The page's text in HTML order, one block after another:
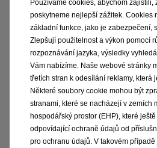
Šedý interiérový dekor
INFOZÁBAVA
10" obrazovka SD
3,5'' informační displej řidiče
DAB tuner
10“ barevný a dotykový
Opel Connect
SADY VÝBAV
Používáme cookies, abychom zajistili,
poskytneme nejlepší zážitek. Cookies
základní funkce, jako je zabezpečení,
Zlepšují použitelnost a výkon pomocí
rozpoznávání jazyka, výsledky
Vám nabízíme. Naše webové stránky
třetích stran k odesílání reklamy, která
Některé soubory cookie mohou být
stranami, které se nacházejí v zemích
hospodářský prostor (EHP), které
odpovídající ochraně údajů od
pro ochranu údajů. V takovém